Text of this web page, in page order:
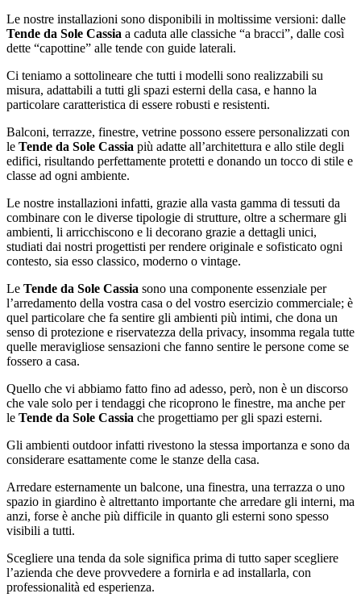
Le nostre installazioni sono disponibili in moltissime versioni: dalle
Tende da Sole Cassia a caduta alle classiche “a bracci”, dalle così
dette “capottine” alle tende con guide laterali.
Ci teniamo a sottolineare che tutti i modelli sono realizzabili su
misura, adattabili a tutti gli spazi esterni della casa, e hanno la
particolare caratteristica di essere robusti e resistenti.
Balconi, terrazze, finestre, vetrine possono essere personalizzati con
le Tende da Sole Cassia più adatte all’architettura e allo stile degli
edifici, risultando perfettamente protetti e donando un tocco di stile e
classe ad ogni ambiente.
Le nostre installazioni infatti, grazie alla vasta gamma di tessuti da
combinare con le diverse tipologie di strutture, oltre a schermare gli
ambienti, li arricchiscono e li decorano grazie a dettagli unici,
studiati dai nostri progettisti per rendere originale e sofisticato ogni
contesto, sia esso classico, moderno o vintage.
Le Tende da Sole Cassia sono una componente essenziale per
l’arredamento della vostra casa o del vostro esercizio commerciale; è
quel particolare che fa sentire gli ambienti più intimi, che dona un
senso di protezione e riservatezza della privacy, insomma regala tutte
quelle meravigliose sensazioni che fanno sentire le persone come se
fossero a casa.
Quello che vi abbiamo fatto fino ad adesso, però, non è un discorso
che vale solo per i tendaggi che ricoprono le finestre, ma anche per
le Tende da Sole Cassia che progettiamo per gli spazi esterni.
Gli ambienti outdoor infatti rivestono la stessa importanza e sono da
considerare esattamente come le stanze della casa.
Arredare esternamente un balcone, una finestra, una terrazza o uno
spazio in giardino è altrettanto importante che arredare gli interni, ma
anzi, forse è anche più difficile in quanto gli esterni sono spesso
visibili a tutti.
Scegliere una tenda da sole significa prima di tutto saper scegliere
l’azienda che deve provvedere a fornirla e ad installarla, con
professionalità ed esperienza.